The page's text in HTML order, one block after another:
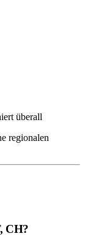
überall
regionalen
CH?